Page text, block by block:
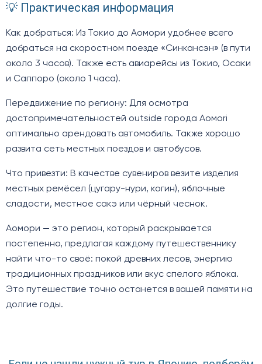
💡 Практическая информация
Как добраться: Из Токио до Аомори удобнее всего
добраться на скоростном поезде «Синкансэн» (в пути
около 3 часов). Также есть авиарейсы из Токио, Осаки
и Саппоро (около 1 часа).
Передвижение по региону: Для осмотра
достопримечательностей outside города Аомori
оптимально арендовать автомобиль. Также хорошо
развита сеть местных поездов и автобусов.
Что привезти: В качестве сувениров везите изделия
местных ремёсел (цугару-нури, когин), яблочные
сладости, местное сакэ или чёрный чеснок.
Аомори — это регион, который раскрывается
постепенно, предлагая каждому путешественнику
найти что-то своё: покой древних лесов, энергию
традиционных праздников или вкус спелого яблока.
Это путешествие точно останется в вашей памяти на
долгие годы.